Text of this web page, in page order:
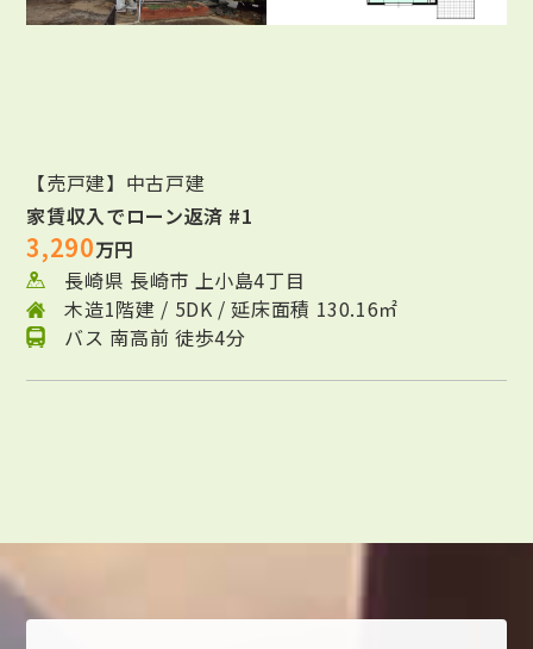
【売戸建】中古戸建
家賃収入でローン返済 #1
3,290万円
長崎県 長崎市 上小島4丁目
木造1階建 / 5DK / 延床面積 130.16㎡
バス 南高前 徒歩4分